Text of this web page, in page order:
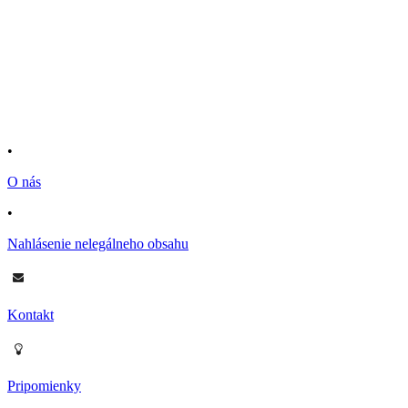
•
O nás
•
Nahlásenie nelegálneho obsahu
Kontakt
Pripomienky